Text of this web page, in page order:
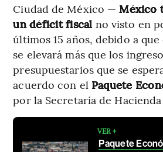
Ciudad de México —México
un déficit fiscal no visto en
últimos 15 años, debido a
se elevará más que los
presupuestarios que se
acuerdo con el Paquete
por la Secretaría de
VER +
Paquete